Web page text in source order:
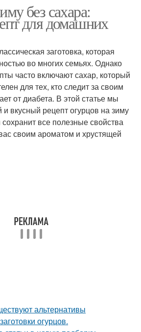
без сахара:
для домашних
заготовка, которая
во многих семьях. Однако
часто включают сахар, который
для тех, кто следит за своим
от диабета. В этой статье мы
вкусный рецепт огурцов на зиму
все полезные свойства
своим ароматом и хрустящей